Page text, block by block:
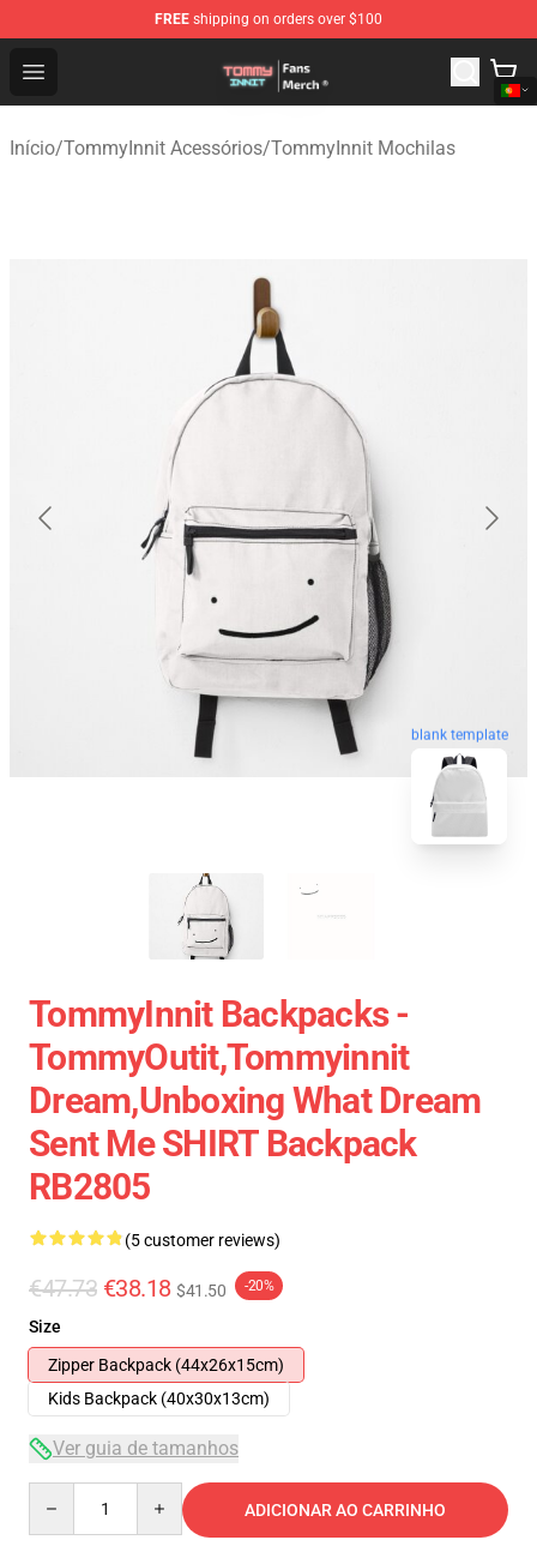
FREE shipping on orders over $100
Open menu
TommyInnit Store - Official TommyInnit Merchandise
Início/TommyInnit Acessórios/TommyInnit Mochilas
blank template
TommyInnit Backpacks -
TommyOutit,Tommyinnit
Dream,Unboxing What Dream
Sent Me SHIRT Backpack
RB2805
(5 customer reviews)
€47.73 €38.18 $41.50 -20%
Size
Zipper Backpack (44x26x15cm)
Kids Backpack (40x30x13cm)
Ver guia de tamanhos
ADICIONAR AO CARRINHO